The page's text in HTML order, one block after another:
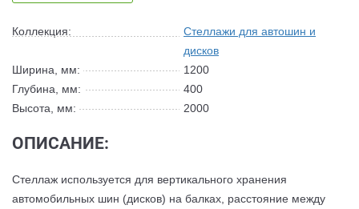
Коллекция:
Стеллажи для автошин и
дисков
Ширина, мм:
1200
Глубина, мм:
400
Высота, мм:
2000
ОПИСАНИЕ:
Стеллаж используется для вертикального хранения
автомобильных шин (дисков) на балках, расстояние между